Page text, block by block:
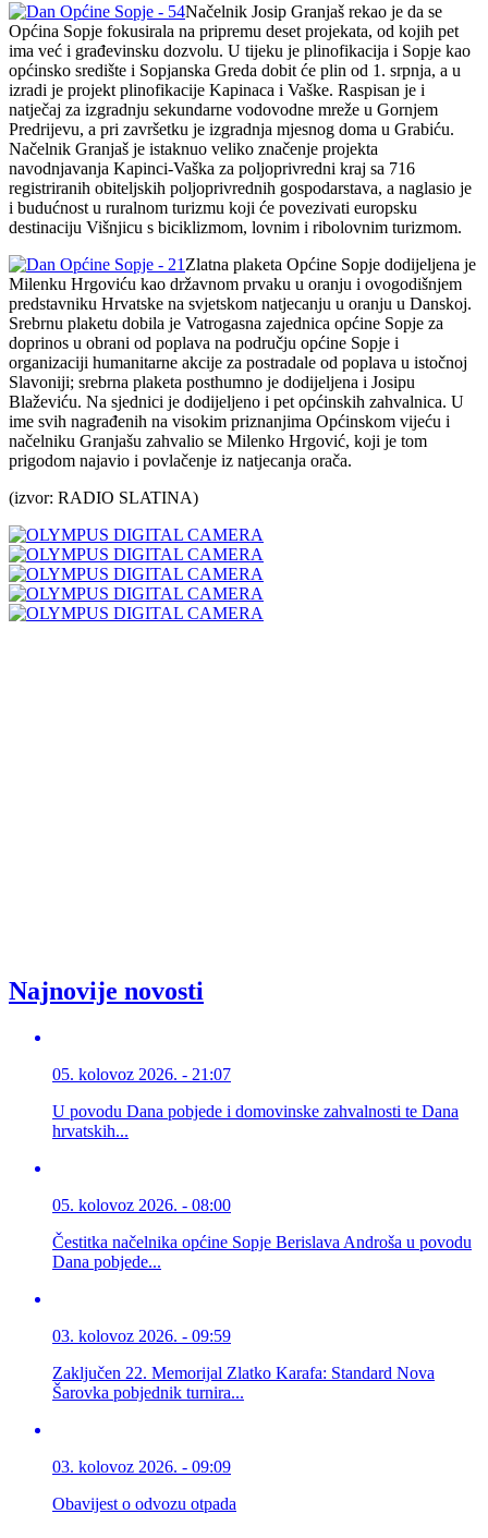
Načelnik Josip Granjaš rekao je da se
Općina Sopje fokusirala na pripremu deset projekata, od kojih pet
ima već i građevinsku dozvolu. U tijeku je plinofikacija i Sopje kao
općinsko središte i Sopjanska Greda dobit će plin od 1. srpnja, a u
izradi je projekt plinofikacije Kapinaca i Vaške. Raspisan je i
natječaj za izgradnju sekundarne vodovodne mreže u Gornjem
Predrijevu, a pri završetku je izgradnja mjesnog doma u Grabiću.
Načelnik Granjaš je istaknuo veliko značenje projekta
navodnjavanja Kapinci-Vaška za poljoprivredni kraj sa 716
registriranih obiteljskih poljoprivrednih gospodarstava, a naglasio je
i budućnost u ruralnom turizmu koji će povezivati europsku
destinaciju Višnjicu s biciklizmom, lovnim i ribolovnim turizmom.
Zlatna plaketa Općine Sopje dodijeljena je
Milenku Hrgoviću kao državnom prvaku u oranju i ovogodišnjem
predstavniku Hrvatske na svjetskom natjecanju u oranju u Danskoj.
Srebrnu plaketu dobila je Vatrogasna zajednica općine Sopje za
doprinos u obrani od poplava na području općine Sopje i
organizaciji humanitarne akcije za postradale od poplava u istočnoj
Slavoniji; srebrna plaketa posthumno je dodijeljena i Josipu
Blaževiću. Na sjednici je dodijeljeno i pet općinskih zahvalnica. U
ime svih nagrađenih na visokim priznanjima Općinskom vijeću i
načelniku Granjašu zahvalio se Milenko Hrgović, koji je tom
prigodom najavio i povlačenje iz natjecanja orača.
(izvor: RADIO SLATINA)
Najnovije novosti
05. kolovoz 2026. - 21:07
U povodu Dana pobjede i domovinske zahvalnosti te Dana
hrvatskih...
05. kolovoz 2026. - 08:00
Čestitka načelnika općine Sopje Berislava Androša u povodu
Dana pobjede...
03. kolovoz 2026. - 09:59
Zaključen 22. Memorijal Zlatko Karafa: Standard Nova
Šarovka pobjednik turnira...
03. kolovoz 2026. - 09:09
Obavijest o odvozu otpada